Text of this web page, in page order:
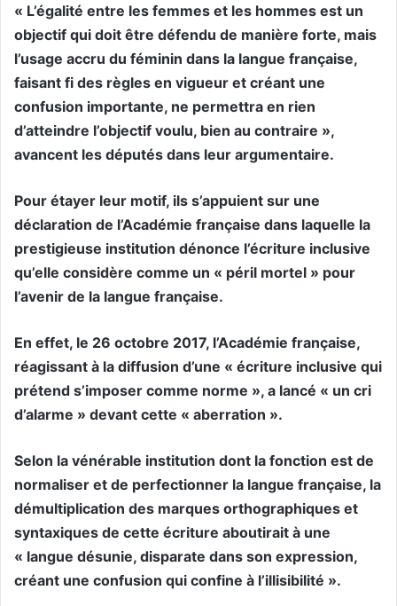
« L’égalité entre les femmes et les hommes est un
objectif qui doit être défendu de manière forte, mais
l’usage accru du féminin dans la langue française,
faisant fi des règles en vigueur et créant une
confusion importante, ne permettra en rien
d’atteindre l’objectif voulu, bien au contraire »,
avancent les députés dans leur argumentaire.
Pour étayer leur motif, ils s’appuient sur une
déclaration de l’Académie française dans laquelle la
prestigieuse institution dénonce l’écriture inclusive
qu’elle considère comme un « péril mortel » pour
l’avenir de la langue française.
En effet, le 26 octobre 2017, l’Académie française,
réagissant à la diffusion d’une « écriture inclusive qui
prétend s’imposer comme norme », a lancé « un cri
d’alarme » devant cette « aberration ».
Selon la vénérable institution dont la fonction est de
normaliser et de perfectionner la langue française, la
démultiplication des marques orthographiques et
syntaxiques de cette écriture aboutirait à une
« langue désunie, disparate dans son expression,
créant une confusion qui confine à l’illisibilité ».